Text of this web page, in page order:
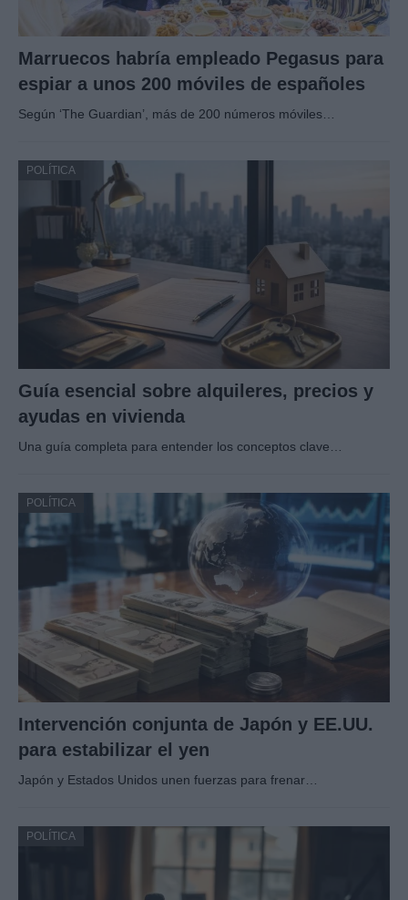
Marruecos habría empleado Pegasus para
espiar a unos 200 móviles de españoles
Según ‘The Guardian’, más de 200 números móviles…
POLÍTICA
Guía esencial sobre alquileres, precios y
ayudas en vivienda
Una guía completa para entender los conceptos clave…
POLÍTICA
Intervención conjunta de Japón y EE.UU.
para estabilizar el yen
Japón y Estados Unidos unen fuerzas para frenar…
POLÍTICA